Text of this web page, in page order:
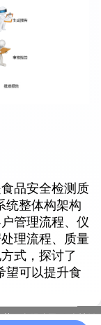
品安全检测质
统整体构架构
管理流程、仪
理流程、质量
式，探讨了
望可以提升食
）有限公司 友情链